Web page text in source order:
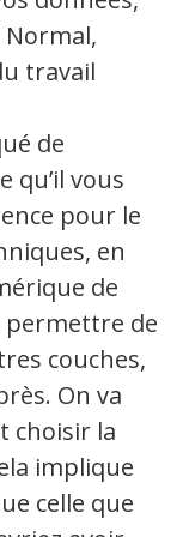
Normal,
travail
de
qu’il vous
pour le
en
de
permettre de
couches,
On va
choisir la
implique
celle que